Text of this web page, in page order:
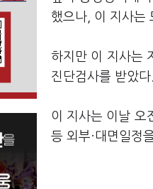
했으나, 이 지사는
하지만 이 지사는
진단검사를 받았
이 지사는 이날 오
등 외부·대면일정